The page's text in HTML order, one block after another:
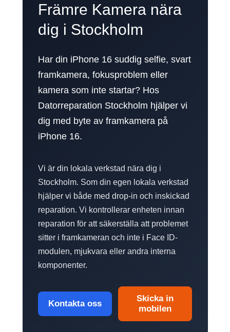
Främre Kamera nära
dig i Stockholm
Har din iPhone 16 suddig selfie, svart
framkamera, fokusproblem eller
kamera som inte startar? Hos
Datorreparation Stockholm hjälper vi
dig med byte av framkamera på
iPhone 16.
Vi är din lokala verkstad nära dig i
Stockholm. Som din egen lokala verkstad
hjälper vi både med drop-in och inskickad
reparation. Vi kontrollerar enheten innan
reparation för att säkerställa att problemet
sitter i framkameran och inte i Face ID-
modulen, mjukvara eller andra interna
komponenter.
Kontakta oss
Skicka in
mobilen